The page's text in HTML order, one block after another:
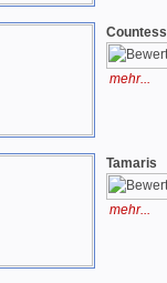
Countess
mehr...
Tamaris
mehr...